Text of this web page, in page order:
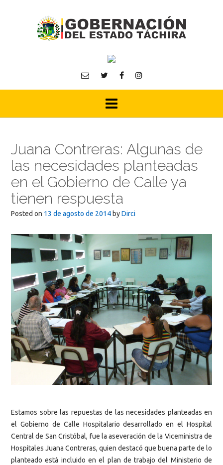
Juana Contreras: Algunas de
las necesidades planteadas
en el Gobierno de Calle ya
tienen respuesta
Posted on 13 de agosto de 2014 byDirci
Estamos sobre las repuestas de las necesidades planteadas en
el Gobierno de Calle Hospitalario desarrollado en el Hospital
Central de San Cristóbal, fue la aseveración de la Viceministra de
Hospitales Juana Contreras, quien destacó que buena parte de lo
planteado está incluido en el plan de trabajo del Ministerio de